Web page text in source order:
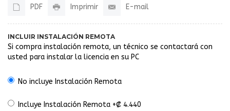
PDF Imprimir E-mail
INCLUIR INSTALACIÓN REMOTA
Si compra instalación remota, un técnico se contactará con
usted para instalar la licencia en su PC
No incluye Instalación Remota
Incluye Instalación Remota +₡ 4.440